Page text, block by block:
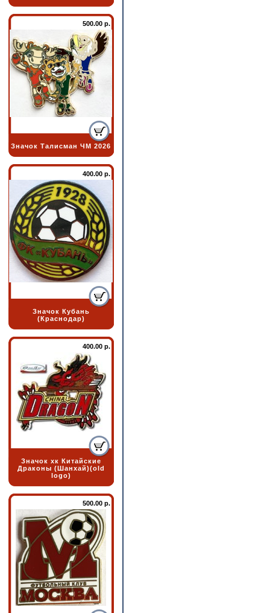
500.00 р.
Значок Талисман ЧМ 2026
400.00 р.
Значок Кубань
(Краснодар)
400.00 р.
Значок хк Китайские
Драконы (Шанхай)(old
logo)
500.00 р.